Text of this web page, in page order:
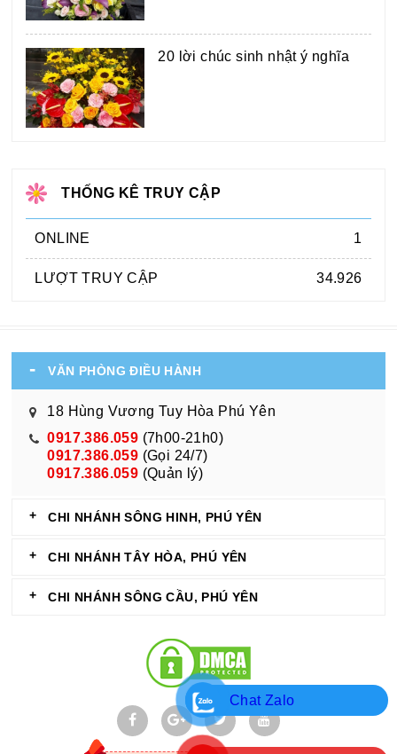
20 lời chúc sinh nhật ý nghĩa
THỐNG KÊ TRUY CẬP
ONLINE 1
LƯỢT TRUY CẬP 34.926
VĂN PHÒNG ĐIỀU HÀNH
18 Hùng Vương Tuy Hòa Phú Yên
0917.386.059 (7h00-21h0)
0917.386.059 (Gọi 24/7)
0917.386.059 (Quản lý)
CHI NHÁNH SÔNG HINH, PHÚ YÊN
CHI NHÁNH TÂY HÒA, PHÚ YÊN
CHI NHÁNH SÔNG CẦU, PHÚ YÊN
Chat Zalo